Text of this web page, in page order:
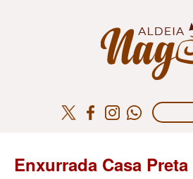
Enxurrada Casa Preta